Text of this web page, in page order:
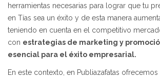
herramientas necesarias para lograr que tu
en Tías sea un éxito y de esta manera
teniendo en cuenta en el competitivo
con estrategias de marketing y
esencial para el éxito empresarial.
En este contexto, en Publiazafatas ofrecemos